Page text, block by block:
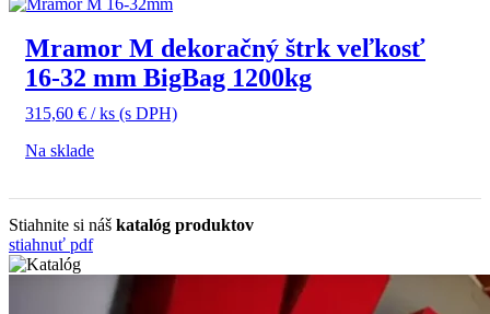
Mramor M dekoračný štrk veľkosť
16-32 mm BigBag 1200kg
315,60 € / ks (s DPH)
Na sklade
Stiahnite si náš katalóg produktov
stiahnuť pdf